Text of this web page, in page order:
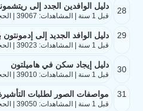
28 دليل الوافدين الجدد إلى
قبل 1 سنة | المشاهدات: 39067 | الحجم: 1.5MB
29 دليل الوافد الجديد إلى إدمونتون
قبل 1 سنة | المشاهدات: 39023 | الحجم: 2.9MB
30 دليل إيجاد سكن في هاميلتون
قبل 1 سنة | المشاهدات: 39010 | الحجم: 1.3MB
31 مواصفات الصور لطلبات
قبل 1 سنة | المشاهدات: 39050 | الحجم: 504.5KB